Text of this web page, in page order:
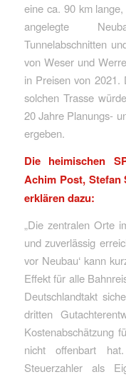
eine ca. 90 km
angelegte
Tunnelabschnitten
von Weser und
in Preisen von 2021.
solchen Trasse
20 Jahre Planungs-
ergeben.
Die heimischen
Achim Post, Stefan
erklären dazu:
„Die zentralen Orte
und zuverlässig
vor Neubau‘ kann
Effekt für alle
Deutschlandtakt
dritten
Kostenabschätzung
nicht offenbart
Steuerzahler als